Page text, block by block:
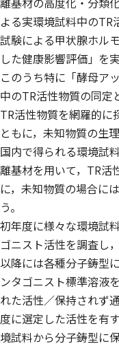
よる実環境試料中の
試験による甲状腺ホル
した健康影響評価」を
このうち特に「酵母ア
中のTR活性物質の同定
TR活性物質を網羅的に
ともに，未知物質の生
国内で得られる環境試
離基材を用いて，TR活
に，未知物質の場合に
う。
初年度に様々な環境試
ゴニスト活性を調査し
以降には各種分子鋳型
ンタゴニスト標準溶液
れた活性／保持されず
度に選定した活性を有
境試料から分子鋳型に